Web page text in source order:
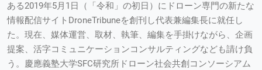
ある2019年5月1日（「令和」の初日）にドローン専門の新たな
情報配信サイトDroneTribuneを創刊し代表兼編集長に就任し
た。現在、媒体運営、取材、執筆、編集を手掛けながら、企画
提案、活字コミュニケーションコンサルティングなども請け負
う。慶應義塾大学SFC研究所ドローン社会共創コンソーシアム